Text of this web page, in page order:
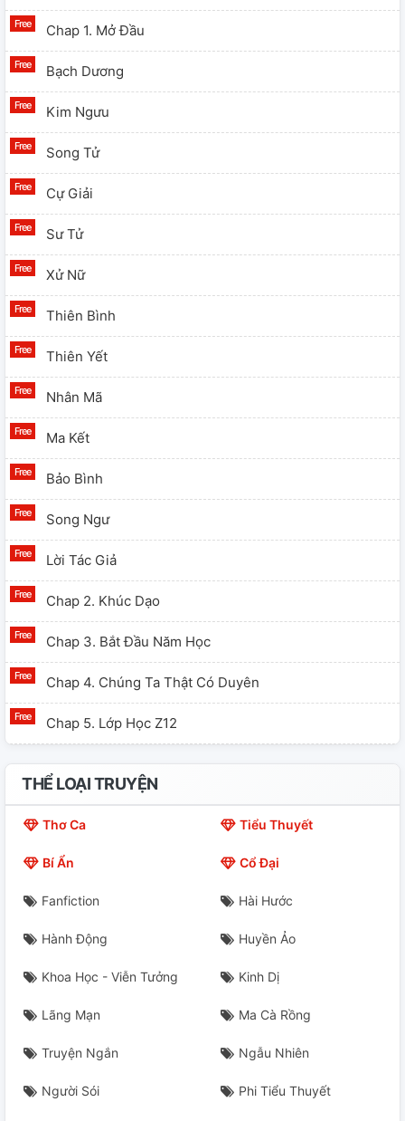
Chap 1. Mở Đầu
Bạch Dương
Kim Ngưu
Song Tử
Cự Giải
Sư Tử
Xử Nữ
Thiên Bình
Thiên Yết
Nhân Mã
Ma Kết
Bảo Bình
Song Ngư
Lời Tác Giả
Chap 2. Khúc Dạo
Chap 3. Bắt Đầu Năm Học
Chap 4. Chúng Ta Thật Có Duyên
Chap 5. Lớp Học Z12
Chap 6. Nhiệm Vụ Thất Bại
Chap 7. Hợp Tác
Chap 10. Cơn Đại Hồng Thủy Của Sự Bất Ngờ
Chap 11. Bữa Tiệc Của Sự Rắc Rối
Chap 13. Có Những Điều Không Thể Hiểu Rõ
Chap 13.(2) Tộc Tiên
THỂ LOẠI TRUYỆN
Thơ Ca Tiểu Thuyết
Bí Ẩn Cổ Đại
Fanfiction Hài Hước
Hành Động Huyền Ảo
Khoa Học - Viễn Tưởng Kinh Dị
Lãng Mạn Ma Cà Rồng
Truyện Ngắn Ngẫu Nhiên
Người Sói Phi Tiểu Thuyết